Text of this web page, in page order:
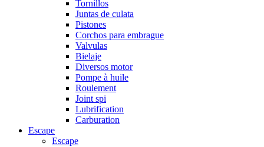
Tornillos
Juntas de culata
Pistones
Corchos para embrague
Valvulas
Bielaje
Diversos motor
Pompe à huile
Roulement
Joint spi
Lubrification
Carburation
Escape
Escape